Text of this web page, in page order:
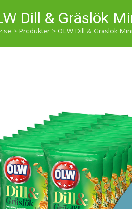
Dill & Gräslök
> Produkter > OLW Dill & Gräslök